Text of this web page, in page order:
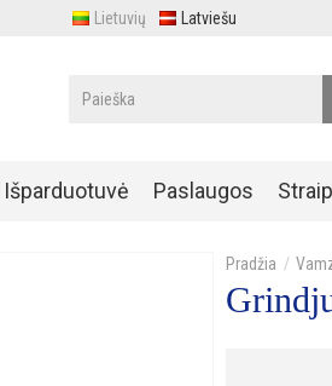
Lietuvių Latviešu
Išparduotuvė Paslaugos